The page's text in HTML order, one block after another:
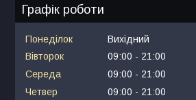
Графік роботи
Понеділок
Вихідний
Вівторок
09:00
21:00
Середа
09:00
21:00
Четвер
09:00
21:00